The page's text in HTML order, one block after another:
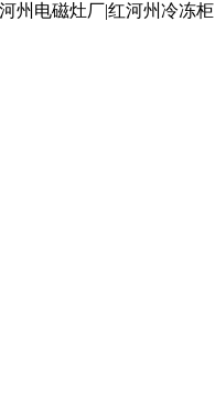
州电磁灶厂|红河州冷冻柜